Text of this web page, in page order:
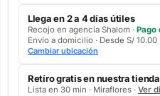
Llega en 2 a 4 días útiles
Recojo en agencia Shalom · Pago
Envío a domicilio · Desde S/ 10.00
Cambiar ubicación
Retíro gratis en nuestra tienda
Lista en 30 min · Miraflores · Ver